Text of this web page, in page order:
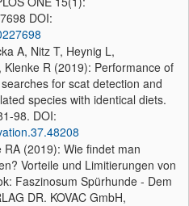
DOI:
A, Nitz T, Heynig L,
R (2019): Performance of
for scat detection and
species with identical diets.
98. DOI:
(2019): Wie findet man
Vorteile und Limitierungen von
Faszinosum Spürhunde - Dem
DR. KOVAC GmbH,